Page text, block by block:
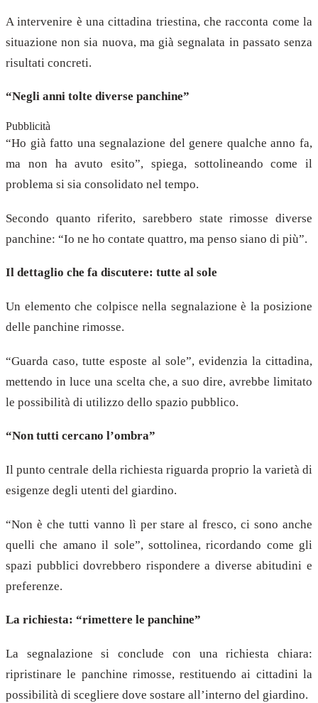
A intervenire è una cittadina triestina, che racconta come la
situazione non sia nuova, ma già segnalata in passato senza
risultati concreti.
“Negli anni tolte diverse panchine”
Pubblicità
“Ho già fatto una segnalazione del genere qualche anno fa,
ma non ha avuto esito”, spiega, sottolineando come il
problema si sia consolidato nel tempo.
Secondo quanto riferito, sarebbero state rimosse diverse
panchine: “Io ne ho contate quattro, ma penso siano di più”.
Il dettaglio che fa discutere: tutte al sole
Un elemento che colpisce nella segnalazione è la posizione
delle panchine rimosse.
“Guarda caso, tutte esposte al sole”, evidenzia la cittadina,
mettendo in luce una scelta che, a suo dire, avrebbe limitato
le possibilità di utilizzo dello spazio pubblico.
“Non tutti cercano l’ombra”
Il punto centrale della richiesta riguarda proprio la varietà di
esigenze degli utenti del giardino.
“Non è che tutti vanno lì per stare al fresco, ci sono anche
quelli che amano il sole”, sottolinea, ricordando come gli
spazi pubblici dovrebbero rispondere a diverse abitudini e
preferenze.
La richiesta: “rimettere le panchine”
La segnalazione si conclude con una richiesta chiara:
ripristinare le panchine rimosse, restituendo ai cittadini la
possibilità di scegliere dove sostare all’interno del giardino.